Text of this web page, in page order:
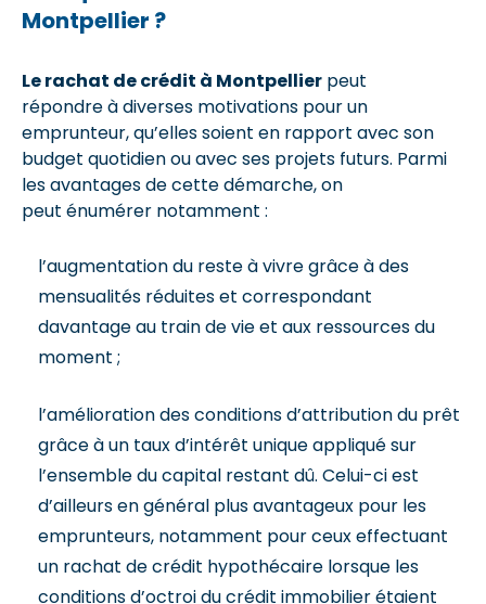
Montpellier ?
Le rachat de crédit à Montpellier peut
répondre à diverses motivations pour un
emprunteur, qu’elles soient en rapport avec son
budget quotidien ou avec ses projets futurs. Parmi
les avantages de cette démarche, on
peut énumérer notamment :
l’augmentation du reste à vivre grâce à des
mensualités réduites et correspondant
davantage au train de vie et aux ressources du
moment ;
l’amélioration des conditions d’attribution du prêt
grâce à un taux d’intérêt unique appliqué sur
l’ensemble du capital restant dû. Celui-ci est
d’ailleurs en général plus avantageux pour les
emprunteurs, notamment pour ceux effectuant
un rachat de crédit hypothécaire lorsque les
conditions d’octroi du crédit immobilier étaient